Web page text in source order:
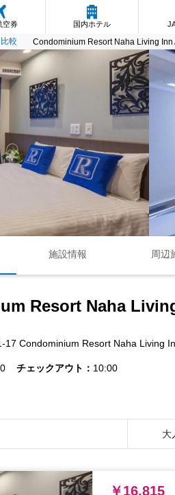
空券 国内ホテル
較 Condominium Resort Naha Living
施設情報 周辺
Resort Naha
17 Condominium Resort Naha Living
チェックアウト 10:00
大
￥16,815